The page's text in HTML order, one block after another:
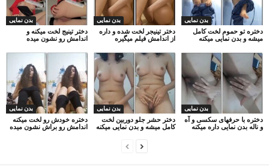
بدن نمایی
دختر تینیج لخت میکنه و
اندامش رو نشون میده
بدن نمایی
دختر تینیجر لخت شده و داره
از اندامش فیلم میگیره
بدن نمایی
دختره تو حموم لخت کامل
میشه و بدن نمایی میکنه
بدن نمایی
دختره خودش رو لخت میکنه
اندامش رو براش نشون میده
بدن نمایی
دختر حشر جلو دوربین لخت
کامل میشه و بدن نمایی میکنه
بدن نمایی
دختره با حرفهای سکسی و آه
و ناله بدن نمایی داره میکنه